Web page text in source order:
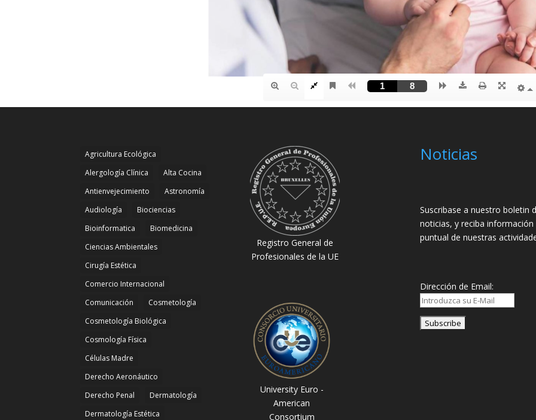
Agricultura Ecológica
Alergología Clínica
Alta Cocina
Antienvejecimiento
Astronomía
Audiología
Biociencias
Bioinformatica
Biomedicina
Ciencias Ambientales
Cirugía Estética
Comercio Internacional
Comunicación
Cosmetología
Cosmetología Biológica
Cosmología Física
Células Madre
Derecho Aeronáutico
Derecho Penal
Dermatología
Dermatología Estética
Registro General de
Profesionales de la UE
University Euro -
American
Consortium
Noticias
Suscribase a nuestro boletin
noticias, y reciba información
puntual de nuestras
Dirección de Email: